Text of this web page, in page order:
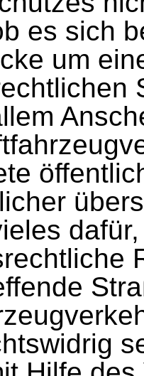
es sich
um